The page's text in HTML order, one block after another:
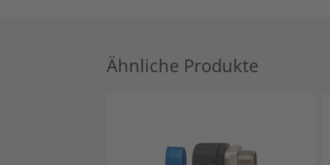
Ähnliche Produkte